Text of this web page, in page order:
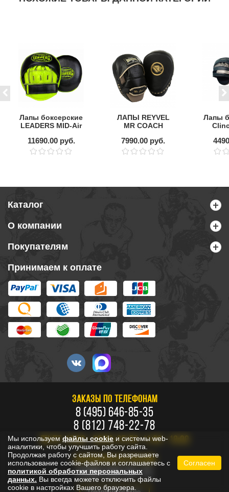
Лапы боксерские
LEADERS MID-Air
11690.00 руб.
ЛАПЫ REYVEL
MR COACH
7990.00 руб.
Лапы
Каталог
О компании
Покупателям
Принимаем к оплате
ЗАКАЗЫ ПО ТЕЛЕФОНАМ
8 (495) 646-85-35
8 (812) 748-22-78
ПН-ПТ: 10:00 - 20:00, СБ-ВС: 11:00 - 18:00
БЕСПЛАТНО ПО РОССИИ
8 800 333-53-73
Мы используем файлы cookie и системы web-
аналитики, чтобы улучшить работу сайта.
Продолжая работу с сайтом, Вы разрешаете
использование cookie-файлов и соглашаетесь с
политикой обработки персональных
данных. Вы всегда можете отключить файлы
cookie в настройках Вашего браузера.
Согласен